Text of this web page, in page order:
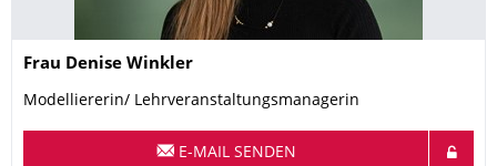
Name
Frau Denise Winkler
Modelliererin/ Lehrveranstaltungsmanagerin
E-MAIL SENDEN